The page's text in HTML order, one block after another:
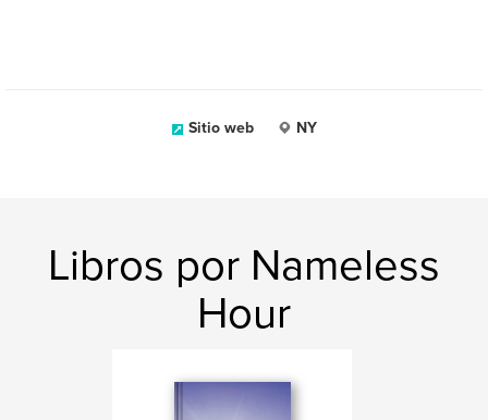
Sitio web NY
Libros por Nameless
Hour